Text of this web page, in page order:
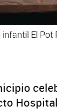
infantil El Pot